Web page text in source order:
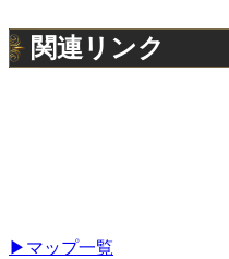
関連リンク
▶マップ一覧